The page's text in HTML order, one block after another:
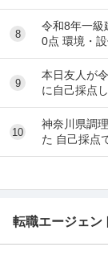
8
令和8年一
0点 環境・
...
9
本日友人が
に自己採点
学8/15 調理
10
神奈川県調
た 自己採点
品衛生：10/
転職エージェン